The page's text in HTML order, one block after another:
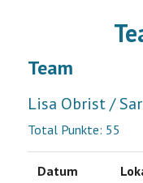
Team
Lisa Obrist /
Total Punkte: 55
Datum